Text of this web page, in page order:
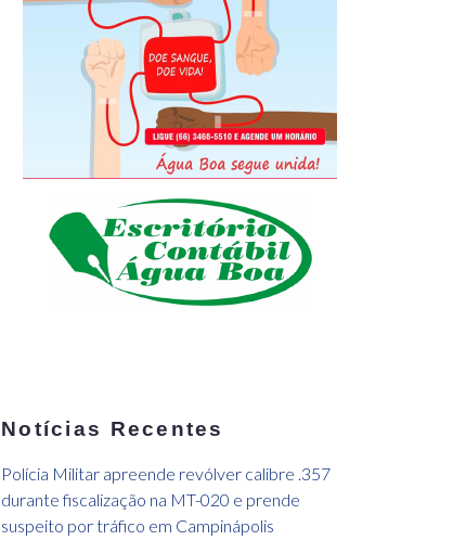
Notícias Recentes
Polícia Militar apreende revólver calibre .357
durante fiscalização na MT-020 e prende
suspeito por tráfico em Campinápolis